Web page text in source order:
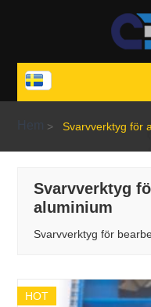
Hem > Svarvverktyg för
Svarvverktyg
aluminium
Svarvverktyg för
HOT